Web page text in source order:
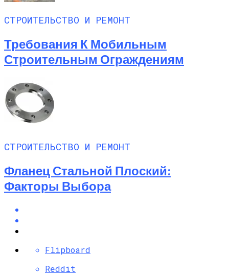
СТРОИТЕЛЬСТВО И РЕМОНТ
Требования К Мобильным
Строительным Ограждениям
СТРОИТЕЛЬСТВО И РЕМОНТ
Фланец Стальной Плоский:
Факторы Выбора
Flipboard
Reddit